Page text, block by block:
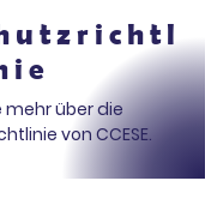
mehr über die
von CCESE.